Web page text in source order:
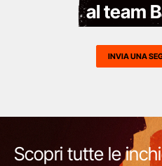
al team
INVIA UNA
Scopri tutte le